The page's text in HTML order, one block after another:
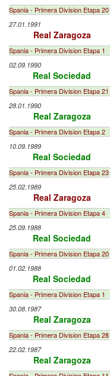
Spania - Primera Division Etapa 20
27.01.1991
Real Zaragoza
Spania - Primera Division Etapa 1
02.09.1990
Real Sociedad
Spania - Primera Division Etapa 21
28.01.1990
Real Zaragoza
Spania - Primera Division Etapa 2
10.09.1989
Real Sociedad
Spania - Primera Division Etapa 23
25.02.1989
Real Zaragoza
Spania - Primera Division Etapa 4
25.09.1988
Real Sociedad
Spania - Primera Division Etapa 20
01.02.1988
Real Sociedad
Spania - Primera Division Etapa 1
30.08.1987
Real Zaragoza
Spania - Primera Division Etapa 28
22.02.1987
Real Zaragoza